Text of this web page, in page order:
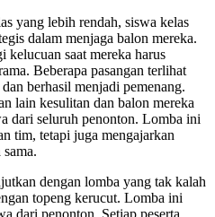
yang lebih rendah, siswa kelas
dalam menjaga balon mereka.
saat mereka harus
Beberapa pasangan terlihat
berhasil menjadi pemenang.
lain kesulitan dan balon mereka
dari seluruh penonton. Lomba ini
tim, tetapi juga mengajarkan
dengan lomba yang tak kalah
topeng kerucut. Lomba ini
dari penonton. Setiap peserta